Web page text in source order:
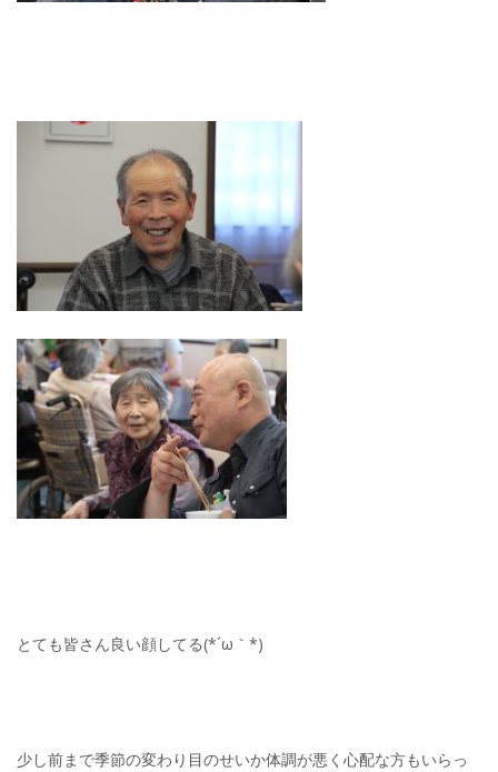
とても皆さん良い顔してる(*´ω｀*)
少し前まで季節の変わり目のせいか体調が悪く心配な方もいらっ